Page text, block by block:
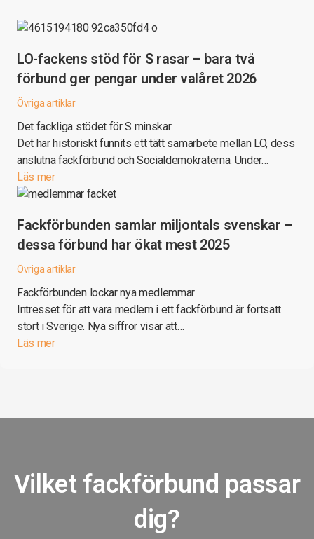
LO-fackens stöd för S rasar – bara två
förbund ger pengar under valåret 2026
Övriga artiklar
Det fackliga stödet för S minskar
Det har historiskt funnits ett tätt samarbete mellan LO, dess
anslutna fackförbund och Socialdemokraterna. Under…
Läs mer
Fackförbunden samlar miljontals svenskar –
dessa förbund har ökat mest 2025
Övriga artiklar
Fackförbunden lockar nya medlemmar
Intresset för att vara medlem i ett fackförbund är fortsatt
stort i Sverige. Nya siffror visar att…
Läs mer
Vilket fackförbund passar
dig?